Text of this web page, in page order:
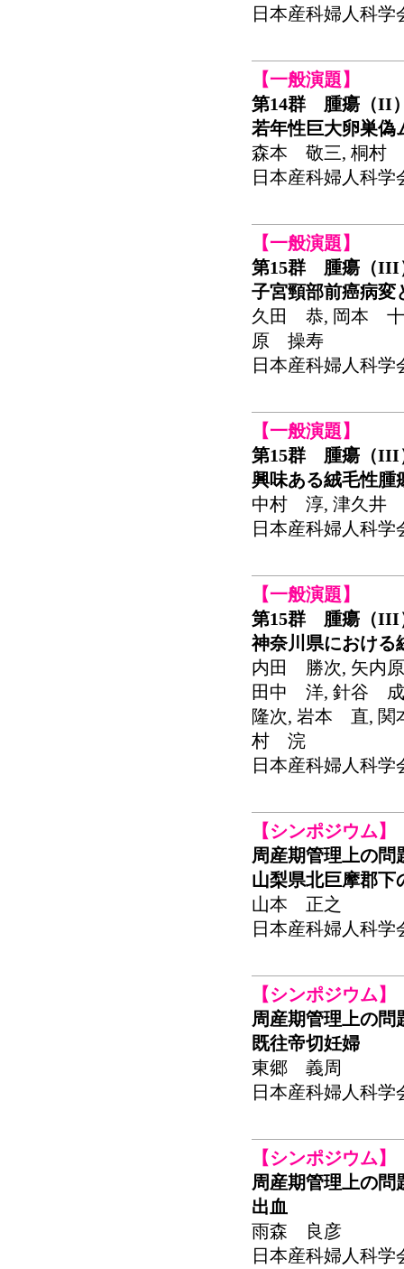
日本産科婦人科学
【一般演題】
第14群 腫瘍（II
若年性巨大卵巣偽
森本 敬三, 桐村
日本産科婦人科学
【一般演題】
第15群 腫瘍（III
子宮頸部前癌病変
久田 恭, 岡本
原 操寿
日本産科婦人科学
【一般演題】
第15群 腫瘍（III
興味ある絨毛性腫
中村 淳, 津久井
日本産科婦人科学
【一般演題】
第15群 腫瘍（III
神奈川県における
内田 勝次, 矢内
田中 洋, 針谷
隆次, 岩本 直,
村 浣
日本産科婦人科学
【シンポジウム】
周産期管理上の問
山梨県北巨摩郡下
山本 正之
日本産科婦人科学
【シンポジウム】
周産期管理上の問
既往帝切妊婦
東郷 義周
日本産科婦人科学
【シンポジウム】
周産期管理上の問
出血
雨森 良彦
日本産科婦人科学